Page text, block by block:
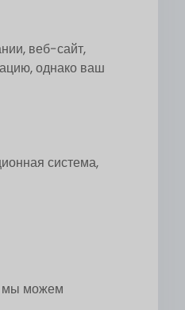
веб-сайт,
однако ваш
система,
мы можем